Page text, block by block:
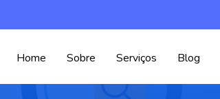
Home Sobre Serviços Blog